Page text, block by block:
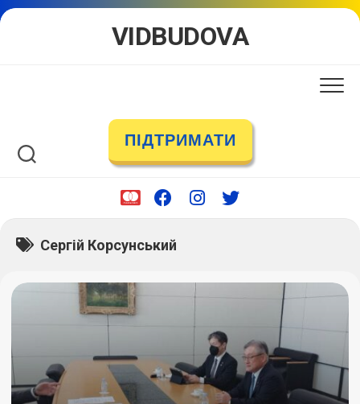
Skip
VIDBUDOVA
ПІДТРИМАТИ
Сергій Корсунський